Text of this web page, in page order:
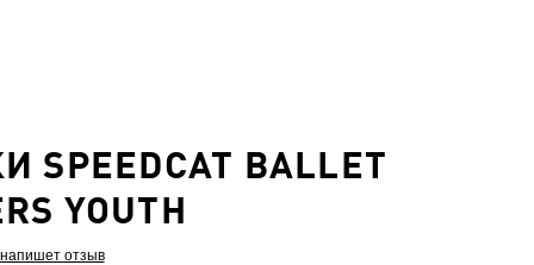
SPEEDCAT BALLET
YOUTH
отзыв